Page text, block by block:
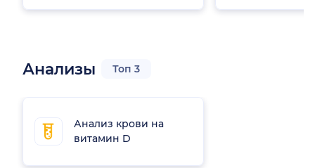
Анализы Топ 3
Анализ крови на
витамин D